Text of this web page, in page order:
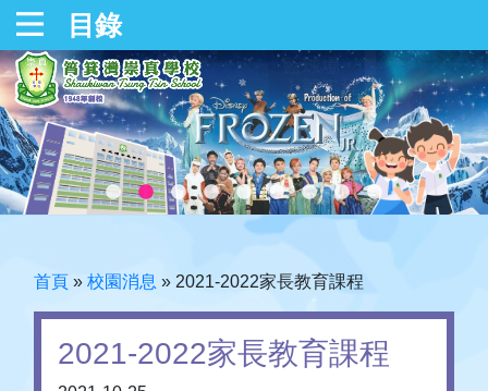
目錄
首頁 » 校園消息 » 2021-2022家長教育課程
2021-2022家長教育課程